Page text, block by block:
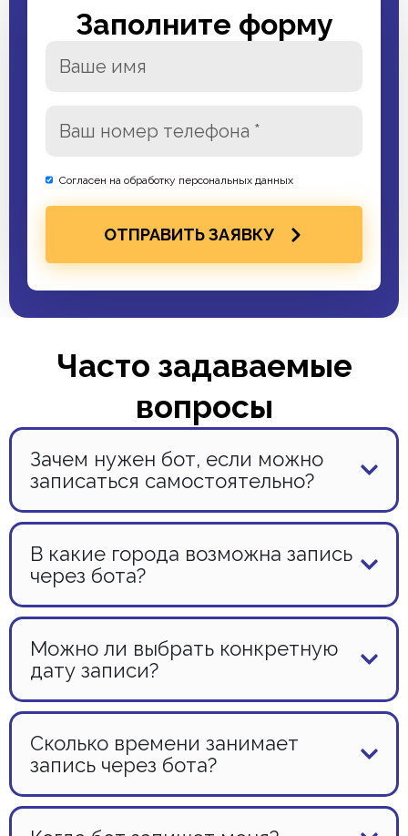
Заполните форму
Согласен на обработку персональных данных
ОТПРАВИТЬ ЗАЯВКУ
Часто задаваемые
вопросы
Зачем нужен бот, если можно
записаться самостоятельно?
В какие города возможна запись
через бота?
Можно ли выбрать конкретную
дату записи?
Сколько времени занимает
запись через бота?